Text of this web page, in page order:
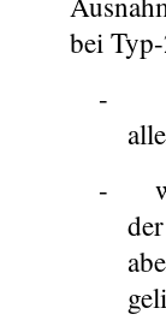
bei
-
-